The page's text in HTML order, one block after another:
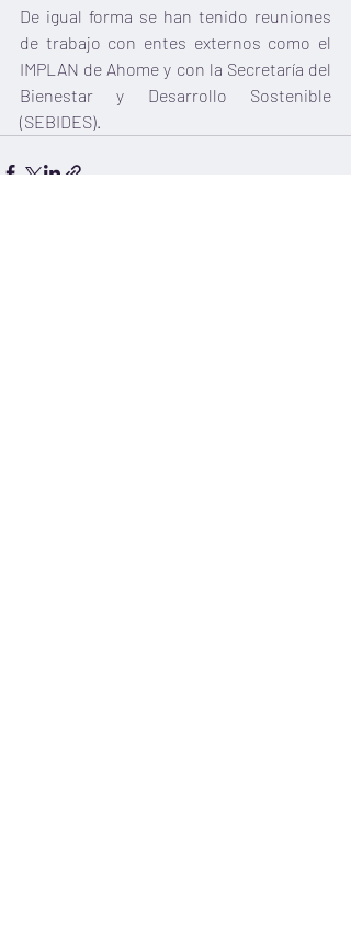
De igual forma se han tenido reuniones
de trabajo con entes externos como el
IMPLAN de Ahome y con la Secretaría del
Bienestar y Desarrollo Sostenible
(SEBIDES).